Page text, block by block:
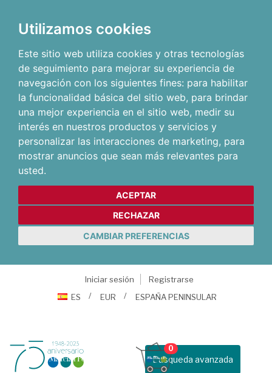
Utilizamos cookies
Este sitio web utiliza cookies y otras tecnologías
de seguimiento para mejorar su experiencia de
navegación con los siguientes fines: para habilitar
la funcionalidad básica del sitio web, para brindar
una mejor experiencia en el sitio web, medir su
interés en nuestros productos y servicios y
personalizar las interacciones de marketing, para
mostrar anuncios que sean más relevantes para
usted.
ACEPTAR
RECHAZAR
CAMBIAR PREFERENCIAS
Iniciar sesión
Registrarse
ES
EUR ESPAÑA PENINSULAR
Busqueda avanzada
0